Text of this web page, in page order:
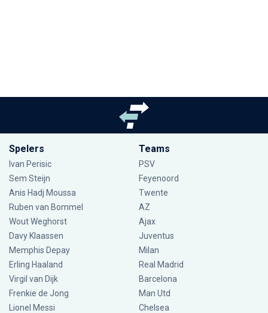
Spelers
Ivan Perisic
Sem Steijn
Anis Hadj Moussa
Ruben van Bommel
Wout Weghorst
Davy Klaassen
Memphis Depay
Erling Haaland
Virgil van Dijk
Frenkie de Jong
Lionel Messi
Teams
PSV
Feyenoord
Twente
AZ
Ajax
Juventus
Milan
Real Madrid
Barcelona
Man Utd
Chelsea